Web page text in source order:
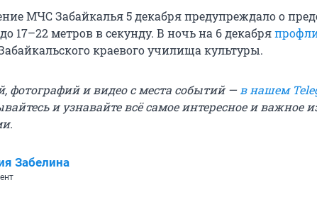
МЧС Забайкалья 5 декабря предупреждало о
до 17–22 метров в секунду. В ночь на 6 декабря
краевого училища культуры.
фотографий и видео с места событий — в нашем
и узнавайте всё самое интересное и важное
Забелина